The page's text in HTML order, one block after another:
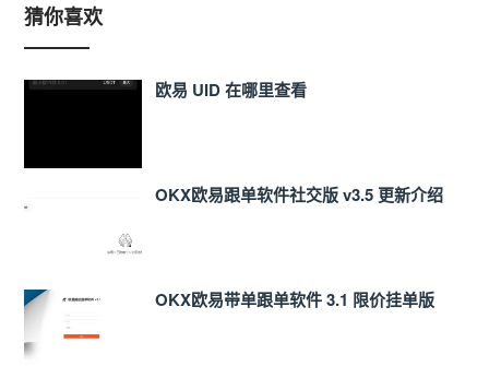
猜你喜欢
欧易 UID 在哪里查看
OKX欧易跟单软件社交版 v3.5 更新介绍
OKX欧易带单跟单软件 3.1 限价挂单版